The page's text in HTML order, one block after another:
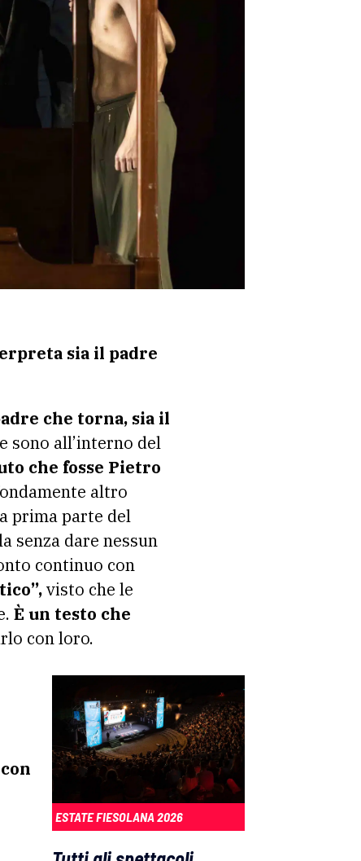
sia il padre
che torna, sia il
sono all’interno del
che fosse Pietro
altro
prima parte del
senza dare nessun
continuo con
visto che le
È un testo che
con loro.
ESTATE FIESOLANA 2026